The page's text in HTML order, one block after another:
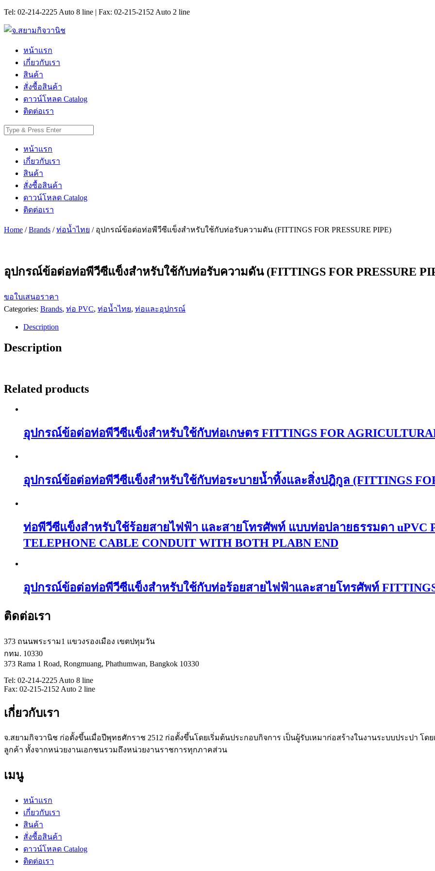
Tel: 02-214-2225 Auto 8 line | Fax: 02-215-2152 Auto 2 line
หน้าแรก
เกี่ยวกับเรา
สินค้า
สั่งซื้อสินค้า
ดาวน์โหลด Catalog
ติดต่อเรา
หน้าแรก
เกี่ยวกับเรา
สินค้า
สั่งซื้อสินค้า
ดาวน์โหลด Catalog
ติดต่อเรา
Home /Brands /ท่อน้ำไทย / อุปกรณ์ข้อต่อท่อพีวีซีแข็งสำหรับใช้กับท่อรับความดัน (FITTINGS FOR PRESSURE PIPE)
อุปกรณ์ข้อต่อท่อพีวีซีแข็งสำหรับใช้กับท่อรับความดัน (FITTINGS FOR PRESSURE
ขอใบเสนอราคา
Categories: Brands, ท่อ PVC, ท่อน้ำไทย, ท่อและอุปกรณ์
Description
Description
Related products
อุปกรณ์ข้อต่อท่อพีวีซีแข็งสำหรับใช้กับท่อเกษตร FITTINGS FOR
อุปกรณ์ข้อต่อท่อพีวีซีแข็งสำหรับใช้กับท่อระบายน้ำทิ้งและสิ่งปฎิกูล (FITTINGS FOR
ท่อพีวีซีแข็งสำหรับใช้ร้อยสายไฟฟ้า และสายโทรศัพท์ แบบท่อปลายธรรมดา uPVC
TELEPHONE CABLE CONDUIT WITH BOTH PLABN END
อุปกรณ์ข้อต่อท่อพีวีซีแข็งสำหรับใช้กับท่อร้อยสายไฟฟ้าและสายโทรศัพท์ FITTINGS
ติดต่อเรา
373 ถนนพระราม1 แขวงรองเมือง เขตปทุมวัน
กทม. 10330
373 Rama 1 Road, Rongmuang, Phathumwan, Bangkok 10330
Tel: 02-214-2225 Auto 8 line
Fax: 02-215-2152 Auto 2 line
เกี่ยวกับเรา
จ.สยามกิจวานิช ก่อตั้งขึ้นเมื่อปีพุทธศักราช 2512 ก่อตั้งขึ้นโดยเริ่มต้นประกอบกิจการ เป็นผู้รับเหมาก่อสร้างในงานระบบประปา โ
ลูกค้า ทั้งจากหน่วยงานเอกชนรวมถึงหน่วยงานราชการทุกภาคส่วน
เมนู
หน้าแรก
เกี่ยวกับเรา
สินค้า
สั่งซื้อสินค้า
ดาวน์โหลด Catalog
ติดต่อเรา